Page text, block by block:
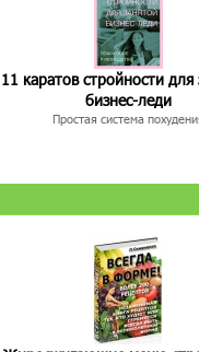
11 каратов стройности для
бизнес-леди
Простая система